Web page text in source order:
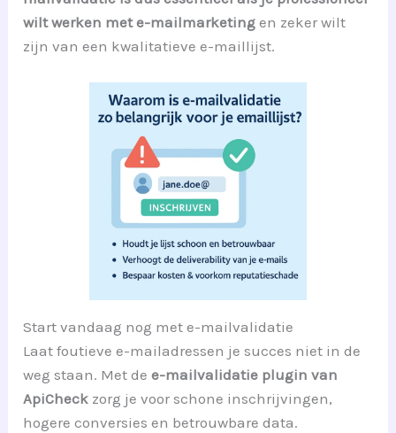
wilt werken met e-mailmarketing en zeker wilt
zijn van een kwalitatieve e-maillijst.
Start vandaag nog met e-mailvalidatie
Laat foutieve e-mailadressen je succes niet in de
weg staan. Met dee-mailvalidatie plugin van
ApiCheck zorg je voor schone inschrijvingen,
hogere conversies en betrouwbare data.